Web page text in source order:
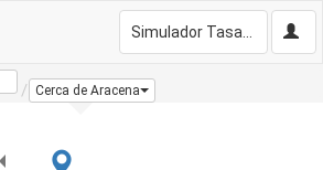
Cerca de Aracena